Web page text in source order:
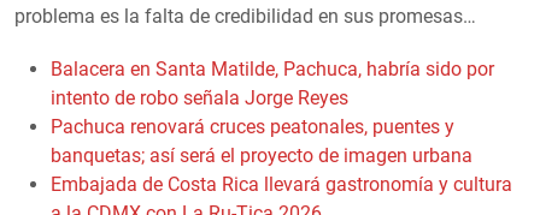
problema es la falta de credibilidad en sus promesas…
Balacera en Santa Matilde, Pachuca, habría sido por
intento de robo señala Jorge Reyes
Pachuca renovará cruces peatonales, puentes y
banquetas; así será el proyecto de imagen urbana
Embajada de Costa Rica llevará gastronomía y cultura